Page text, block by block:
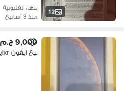
12
بنها، القليوبية
منذ 3 أسابيع
9,000 ج.م
بيع ايفون xrايفون